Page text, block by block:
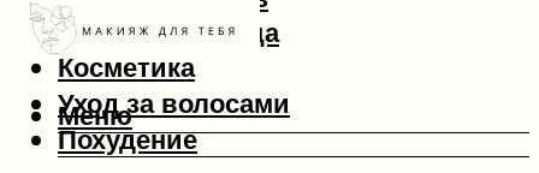
Макияж лица
Косметика
Уход за волосами
Похудение
Меню